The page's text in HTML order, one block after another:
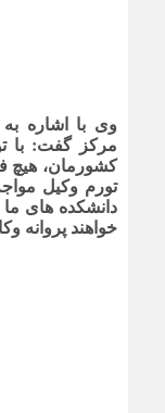
وی با اشاره
مرکز گفت:‌ با
کشورمان، هیچ
تورم وکیل
دانشکده های
خواهند پروانه